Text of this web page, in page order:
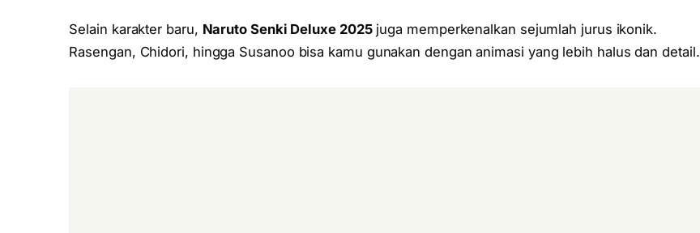
Selain karakter baru, Naruto Senki Deluxe 2025juga memperkenalkan sejumlah jurus ikonik.
Rasengan, Chidori, hingga Susanoo bisa kamu gunakan dengan animasi yang lebih halus dan detail.